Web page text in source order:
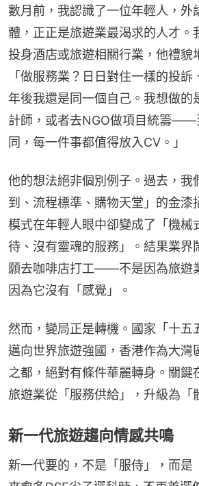
數月前，我認識了一位年輕人，外
體，正正是旅遊業最渴求的人才。
投身酒店或旅遊相關行業，他禮貌
「做服務業？日日對住一樣的投
年後我還是同一個自己。我想做的
計師，或者去NGO做項目統籌——
同，每一件事都值得放入CV。」
他的想法絕非個別例子。過去，我
到、流程標準、購物天堂」的金漆
模式在年輕人眼中卻變成了「機械
待、沒有靈魂的服務」。結果業界
願去咖啡店打工——不是因為旅遊
因為它沒有「感覺」。
然而，變局正是轉機。國家「十五
邁向世界旅遊強國，香港作為大灣
之都，絕對有條件華麗轉身。關鍵
旅遊業從「服務供給」，升級為「
新一代旅遊趨向情感共鳴
新一代要的，不是「服侍」，而是